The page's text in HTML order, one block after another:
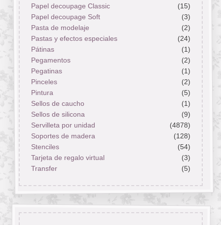
Papel decoupage Classic
(15)
Papel decoupage Soft
(3)
Pasta de modelaje
(2)
Pastas y efectos especiales
(24)
Pátinas
(1)
Pegamentos
(2)
Pegatinas
(1)
Pinceles
(2)
Pintura
(5)
Sellos de caucho
(1)
Sellos de silicona
(9)
Servilleta por unidad
(4878)
Soportes de madera
(128)
Stenciles
(54)
Tarjeta de regalo virtual
(3)
Transfer
(5)